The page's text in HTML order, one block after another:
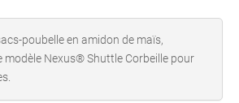
poubelle en amidon de maïs,
modèle Nexus® Shuttle Corbeille pour